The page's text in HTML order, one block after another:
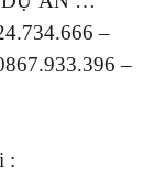
–
–
: